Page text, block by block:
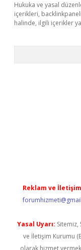
Hukuka ve yasal
içerikleri,
halinde, ilgili içerikler
Reklam ve
Yasal Uyarı: Sitemiz,
ve İletişim Kurumu
olarak hizmet